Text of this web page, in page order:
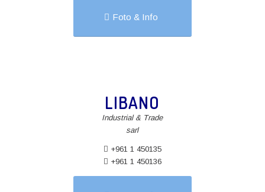
Foto & Info
LIBANO
Industrial & Trade
sarl
+961 1 450135
+961 1 450136